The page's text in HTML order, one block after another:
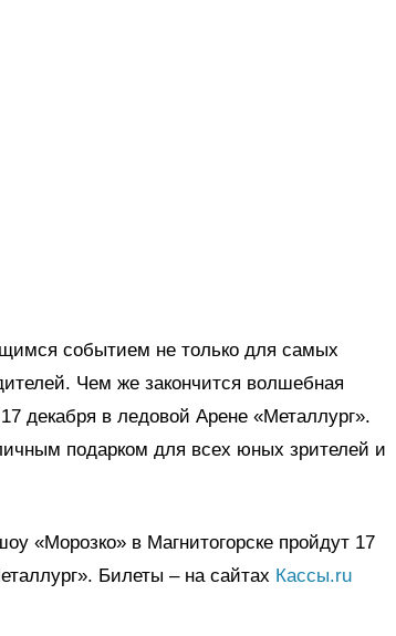
событием не только для самых
Чем же закончится волшебная
декабря в ледовой Арене «Металлург».
подарком для всех юных зрителей и
«Морозко» в Магнитогорске пройдут 17
Билеты – на сайтах Кассы.ru